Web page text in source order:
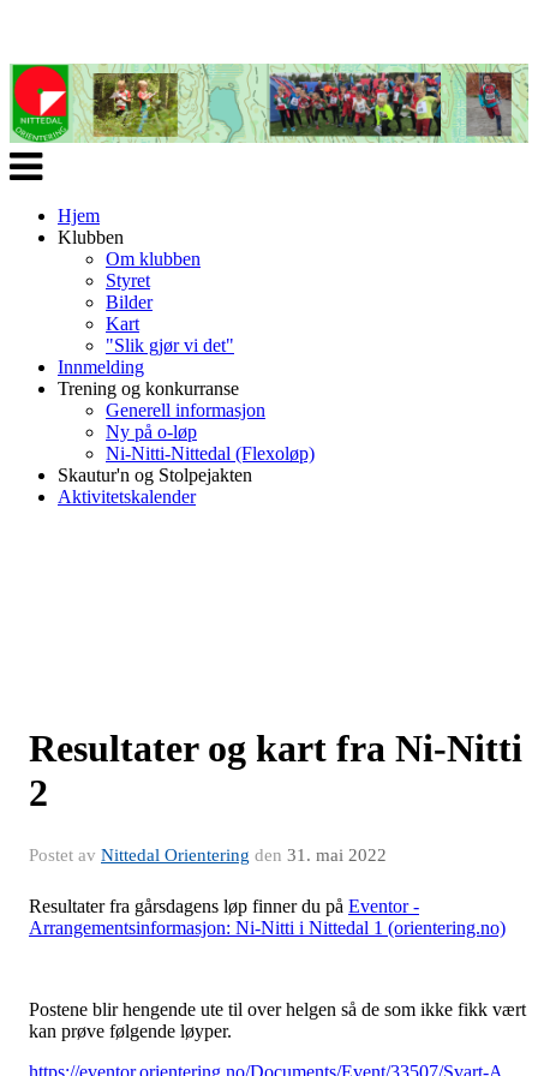
Veksle
navigasjon
Hjem
Klubben
Om klubben
Styret
Bilder
Kart
"Slik gjør vi det"
Innmelding
Trening og konkurranse
Generell informasjon
Ny på o-løp
Ni-Nitti-Nittedal (Flexoløp)
Skautur'n og Stolpejakten
Aktivitetskalender
Resultater og kart fra Ni-Nitti
2
Postet av Nittedal Orientering den 31. mai 2022
Resultater fra gårsdagens løp finner du på Eventor -
Arrangementsinformasjon: Ni-Nitti i Nittedal 1 (orientering.no)
Postene blir hengende ute til over helgen så de som ikke fikk vært
kan prøve følgende løyper.
https://eventor.orientering.no/Documents/Event/33507/Svart-A